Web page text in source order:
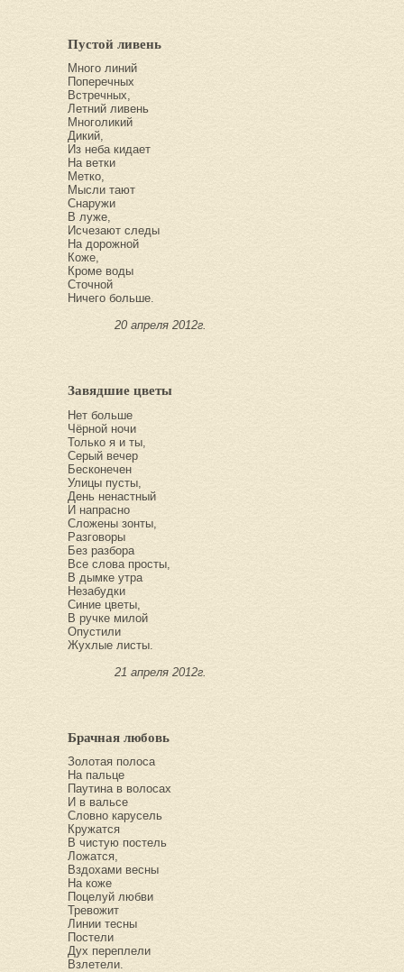
Пустой ливень
Много линий
Поперечных
Встречных,
Летний ливень
Многоликий
Дикий,
Из неба кидает
На ветки
Метко,
Мысли тают
Снаружи
В луже,
Исчезают следы
На дорожной
Коже,
Кроме воды
Сточной
Ничего больше.
20 апреля 2012г.
Завядшие цветы
Нет больше
Чёрной ночи
Только я и ты,
Серый вечер
Бесконечен
Улицы пусты,
День ненастный
И напрасно
Сложены зонты,
Разговоры
Без разбора
Все слова просты,
В дымке утра
Незабудки
Синие цветы,
В ручке милой
Опустили
Жухлые листы.
21 апреля 2012г.
Брачная любовь
Золотая полоса
На пальце
Паутина в волосах
И в вальсе
Словно карусель
Кружатся
В чистую постель
Ложатся,
Вздохами весны
На коже
Поцелуй любви
Тревожит
Линии тесны
Постели
Дух переплели
Взлетели.